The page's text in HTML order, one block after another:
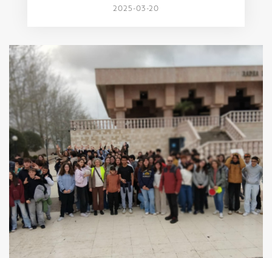
2025-03-20